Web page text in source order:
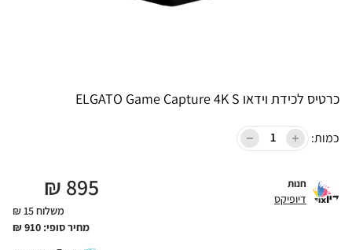
כרטיס לכידת וידאו ELGATO Game Capture 4K S
כמות:
חנות
דיופיקס 895
₪
משלוח 15 ₪
מחיר סופי: 910
₪